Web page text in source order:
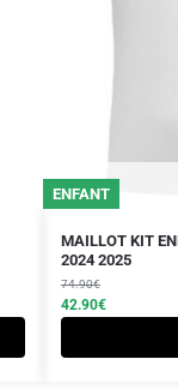
ENFANT
MAILLOT KIT
2024 2025
74.90€
Le
prix
initial
était :
42.90€
Le
prix
actuel
est :
Ce
produit
a
plusieurs
variations.